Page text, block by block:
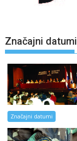
Značajni datumi
Značajni datumi